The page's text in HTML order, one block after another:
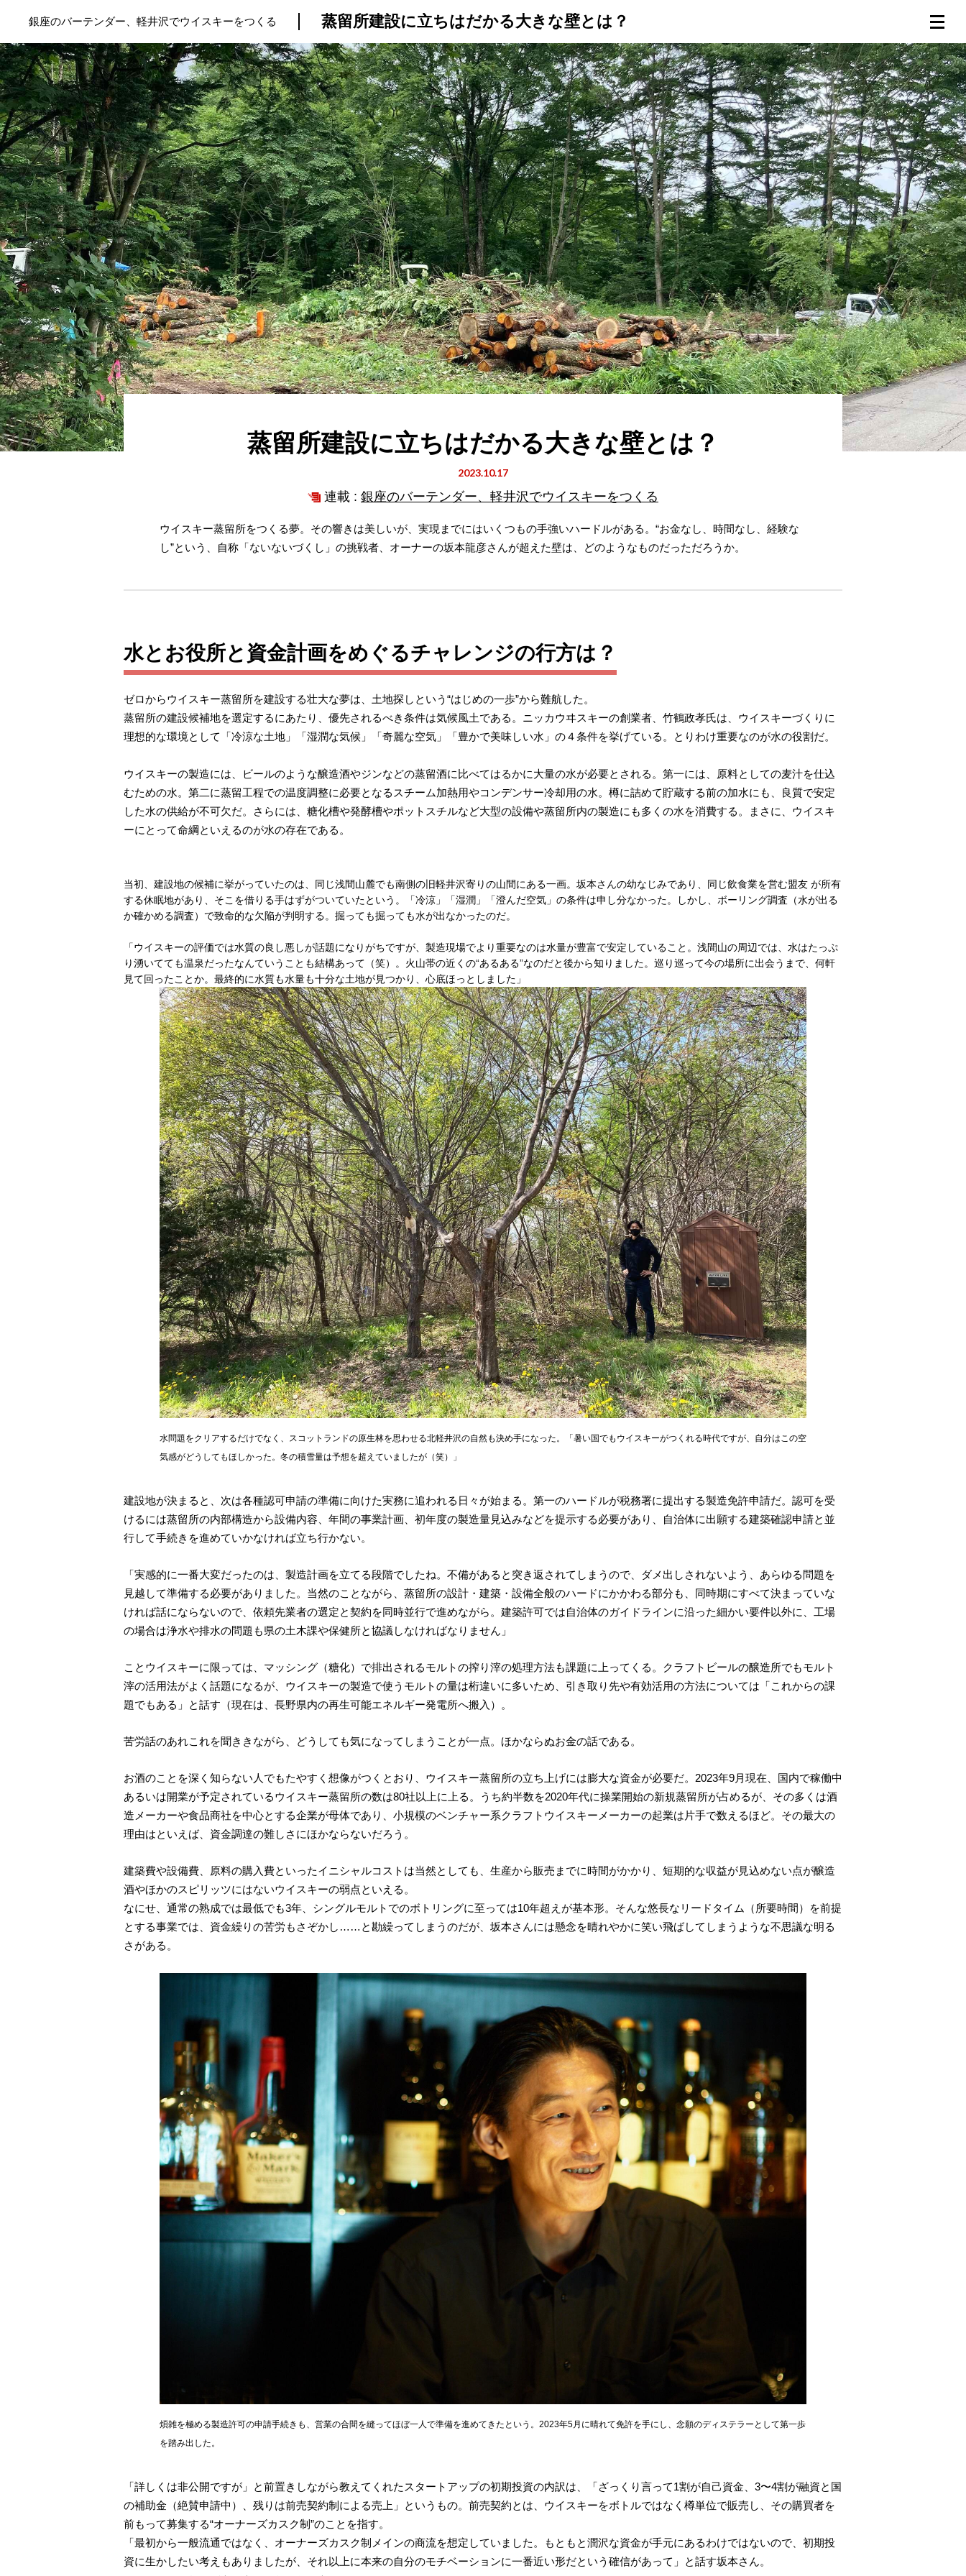
トップ プロが教えるレシピ 厳選！店探し 食のストーリー
銀座のバーテンダー、軽井沢でウイスキーをつくる 蒸留所建設に立ちはだかる大きな壁とは？
蒸留所建設に立ちはだかる大きな壁とは？
2023.10.17
連載 : 銀座のバーテンダー、軽井沢でウイスキーをつくる
ウイスキー蒸留所をつくる夢。その響きは美しいが、実現までにはいくつもの手強いハードルがある。“お金なし、時間なし、経験な
し”という、自称「ないないづくし」の挑戦者、オーナーの坂本龍彦さんが超えた壁は、どのようなものだっただろうか。
水とお役所と資金計画をめぐるチャレンジの行方は？
ゼロからウイスキー蒸留所を建設する壮大な夢は、土地探しという“はじめの一歩”から難航した。
蒸留所の建設候補地を選定するにあたり、優先されるべき条件は気候風土である。ニッカウヰスキーの創業者、竹鶴政孝氏は、ウイスキーづくりに
理想的な環境として「冷涼な土地」「湿潤な気候」「奇麗な空気」「豊かで美味しい水」の４条件を挙げている。とりわけ重要なのが水の役割だ。
ウイスキーの製造には、ビールのような醸造酒やジンなどの蒸留酒に比べてはるかに大量の水が必要とされる。第一には、原料としての麦汁を仕込
むための水。第二に蒸留工程での温度調整に必要となるスチーム加熱用やコンデンサー冷却用の水。樽に詰めて貯蔵する前の加水にも、良質で安定
した水の供給が不可欠だ。さらには、糖化槽や発酵槽やポットスチルなど大型の設備や蒸留所内の製造にも多くの水を消費する。まさに、ウイスキ
ーにとって命綱といえるのが水の存在である。
当初、建設地の候補に挙がっていたのは、同じ浅間山麓でも南側の旧軽井沢寄りの山間にある一画。坂本さんの幼なじみであり、同じ飲食業を営む盟友 が所有
する休眠地があり、そこを借りる手はずがついていたという。「冷涼」「湿潤」「澄んだ空気」の条件は申し分なかった。しかし、ボーリング調査（水が出る
か確かめる調査）で致命的な欠陥が判明する。掘っても掘っても水が出なかったのだ。
「ウイスキーの評価では水質の良し悪しが話題になりがちですが、製造現場でより重要なのは水量が豊富で安定していること。浅間山の周辺では、水はたっぷ
り湧いてても温泉だったなんていうことも結構あって（笑）。火山帯の近くの“あるある”なのだと後から知りました。巡り巡って今の場所に出会うまで、何軒
見て回ったことか。最終的に水質も水量も十分な土地が見つかり、心底ほっとしました」
水問題をクリアするだけでなく、スコットランドの原生林を思わせる北軽井沢の自然も決め手になった。「暑い国でもウイスキーがつくれる時代ですが、自分はこの空
気感がどうしてもほしかった。冬の積雪量は予想を超えていましたが（笑）」
建設地が決まると、次は各種認可申請の準備に向けた実務に追われる日々が始まる。第一のハードルが税務署に提出する製造免許申請だ。認可を受
けるには蒸留所の内部構造から設備内容、年間の事業計画、初年度の製造量見込みなどを提示する必要があり、自治体に出願する建築確認申請と並
行して手続きを進めていかなければ立ち行かない。
「実感的に一番大変だったのは、製造計画を立てる段階でしたね。不備があると突き返されてしまうので、ダメ出しされないよう、あらゆる問題を
見越して準備する必要がありました。当然のことながら、蒸留所の設計・建築・設備全般のハードにかかわる部分も、同時期にすべて決まっていな
ければ話にならないので、依頼先業者の選定と契約を同時並行で進めながら。建築許可では自治体のガイドラインに沿った細かい要件以外に、工場
の場合は浄水や排水の問題も県の土木課や保健所と協議しなければなりません」
ことウイスキーに限っては、マッシング（糖化）で排出されるモルトの搾り滓の処理方法も課題に上ってくる。クラフトビールの醸造所でもモルト
滓の活用法がよく話題になるが、ウイスキーの製造で使うモルトの量は桁違いに多いため、引き取り先や有効活用の方法については「これからの課
題でもある」と話す（現在は、長野県内の再生可能エネルギー発電所へ搬入）。
苦労話のあれこれを聞ききながら、どうしても気になってしまうことが一点。ほかならぬお金の話である。
お酒のことを深く知らない人でもたやすく想像がつくとおり、ウイスキー蒸留所の立ち上げには膨大な資金が必要だ。2023年9月現在、国内で稼働中
あるいは開業が予定されているウイスキー蒸留所の数は80社以上に上る。うち約半数を2020年代に操業開始の新規蒸留所が占めるが、その多くは酒
造メーカーや食品商社を中心とする企業が母体であり、小規模のベンチャー系クラフトウイスキーメーカーの起業は片手で数えるほど。その最大の
理由はといえば、資金調達の難しさにほかならないだろう。
建築費や設備費、原料の購入費といったイニシャルコストは当然としても、生産から販売までに時間がかかり、短期的な収益が見込めない点が醸造
酒やほかのスピリッツにはないウイスキーの弱点といえる。
なにせ、通常の熟成では最低でも3年、シングルモルトでのボトリングに至っては10年超えが基本形。そんな悠長なリードタイム（所要時間）を前提
とする事業では、資金繰りの苦労もさぞかし……と勘繰ってしまうのだが、坂本さんには懸念を晴れやかに笑い飛ばしてしまうような不思議な明る
さがある。
煩雑を極める製造許可の申請手続きも、営業の合間を縫ってほぼ一人で準備を進めてきたという。2023年5月に晴れて免許を手にし、念願のディステラーとして第一歩
を踏み出した。
「詳しくは非公開ですが」と前置きしながら教えてくれたスタートアップの初期投資の内訳は、「ざっくり言って1割が自己資金、3〜4割が融資と国
の補助金（絶賛申請中）、残りは前売契約制による売上」というもの。前売契約とは、ウイスキーをボトルではなく樽単位で販売し、その購買者を
前もって募集する“オーナーズカスク制”のことを指す。
「最初から一般流通ではなく、オーナーズカスク制メインの商流を想定していました。もともと潤沢な資金が手元にあるわけではないので、初期投
資に生かしたい考えもありましたが、それ以上に本来の自分のモチベーションに一番近い形だという確信があって」と話す坂本さん。